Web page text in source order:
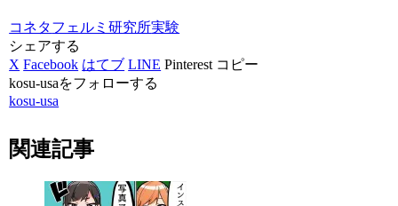
コネタフェルミ研究所実験
シェアする
X Facebook はてブ LINE Pinterest コピー
kosu-usaをフォローする
kosu-usa
関連記事